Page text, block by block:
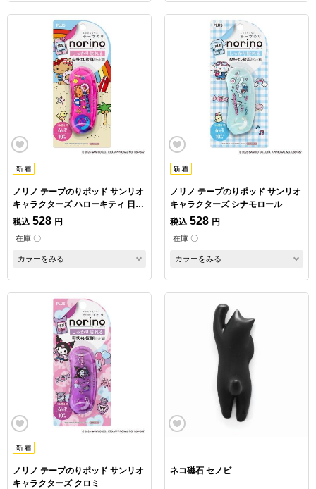
ノリノ テープのりポッド サンリオ
キャラクターズ ハローキティ 日焼
け
税込 528 円
在庫 〇
カラーをみる
ノリノ テープのりポッド サンリオ
キャラクターズ シナモロール
税込 528 円
在庫 〇
カラーをみる
ノリノ テープのりポッド サンリオ
キャラクターズ クロミ
ネコ磁石 セノビ